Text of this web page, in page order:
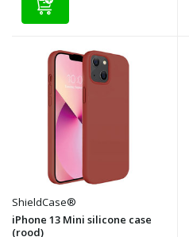
ShieldCase®
iPhone 13 Mini silicone case
(rood)